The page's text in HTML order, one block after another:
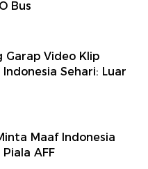
Bus
Garap Video Klip
Sehari: Luar
Maaf Indonesia
AFF